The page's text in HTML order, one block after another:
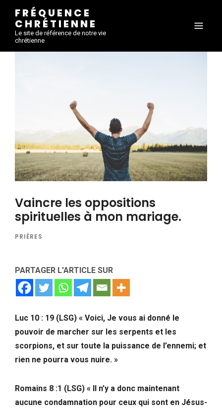
FRÉQUENCE
CHRÉTIENNE
Le site de référence de notre vie
chrétienne
Vaincre les oppositions
spirituelles à mon mariage.
PRIÈRES
PARTAGER L'ARTICLE SUR
Luc 10 : 19 (LSG) « Voici, Je vous ai donné le
pouvoir de marcher sur les serpents et les
scorpions, et sur toute la puissance de l’ennemi; et
rien ne pourra vous nuire. »
Romains 8 :1 (LSG) « Il n’y a donc maintenant
aucune condamnation pour ceux qui sont en Jésus-